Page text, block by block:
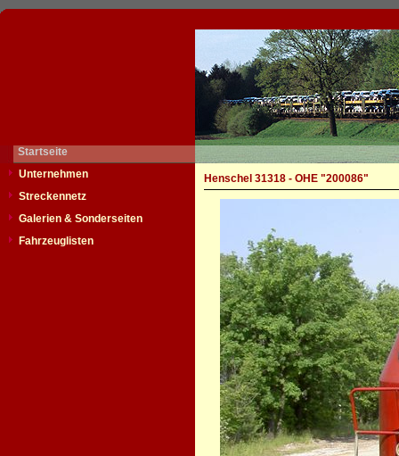
Startseite
Unternehmen
Streckennetz
Galerien & Sonderseiten
Fahrzeuglisten
Henschel 31318 - OHE "200086"